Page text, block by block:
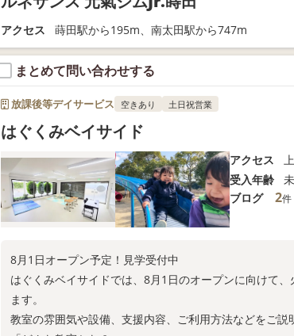
アクセス 蒔田駅から195m、南太田駅から747m
まとめて問い合わせする
放課後等デイサービス 空きあり 土日祝営業
はぐくみベイサイド
アクセス
受入年齢
ブログ
2件
8月1日オープン予定！見学受付中
はぐくみベイサイドでは、8月1日のオープンに向けて
ます。
教室の雰囲気や設備、支援内容、ご利用方法などをご説